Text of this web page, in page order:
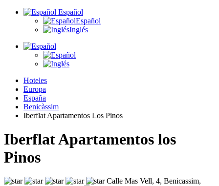
Español
Español
Inglés
Hoteles
Europa
España
Benicàssim
Iberflat Apartamentos Los Pinos
Iberflat Apartamentos los
Pinos
Calle Mas Vell, 4, Benicassim,